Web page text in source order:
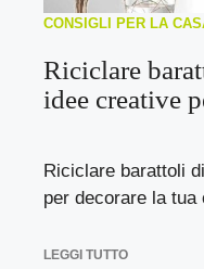
CONSIGLI PER LA
Riciclare
idee creative
Riciclare barattoli
per decorare la
LEGGI TUTTO